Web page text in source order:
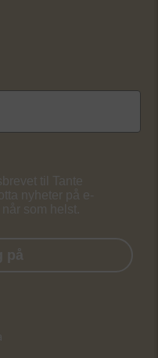
til Tante
nyheter på e-
som helst.
på